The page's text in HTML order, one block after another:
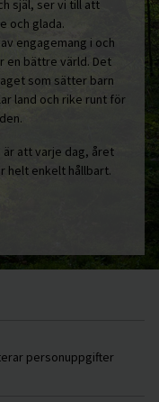
själ, ser vi till att
och glada.
engagemang i och
en bättre värld. Det
som sätter barn
land och rike runt för
att varje dag, året
helt enkelt hållbart.
personuppgifter